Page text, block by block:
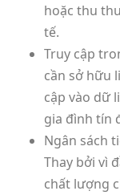
hoặc thu
tế.
Truy cập
cần sở hữu
cập vào dữ
gia đình tín
Ngân sách
Thay bởi vì
chất lượng